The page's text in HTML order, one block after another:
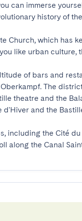
can immerse
Church, which has
of bars and
The
theatre and the
including the Cité
along the Canal